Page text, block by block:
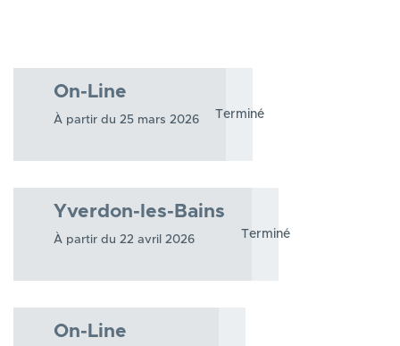
On-Line
À partir du 25 mars 2026 Terminé
Yverdon-les-Bains
À partir du 22 avril 2026 Terminé
On-Line